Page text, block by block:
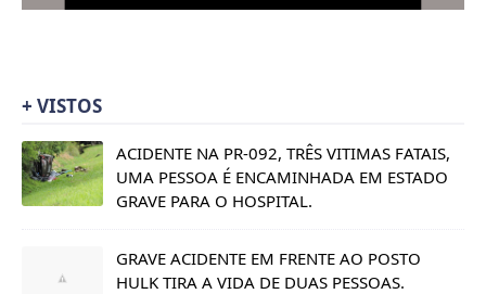
+ VISTOS
ACIDENTE NA PR-092, TRÊS VITIMAS FATAIS,
UMA PESSOA É ENCAMINHADA EM ESTADO
GRAVE PARA O HOSPITAL.
GRAVE ACIDENTE EM FRENTE AO POSTO
HULK TIRA A VIDA DE DUAS PESSOAS.